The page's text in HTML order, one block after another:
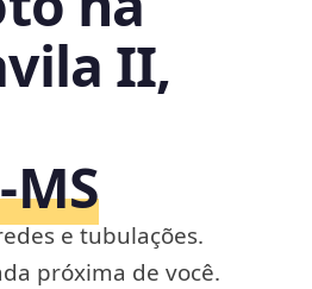
II,
e tubulações.
próxima de você.